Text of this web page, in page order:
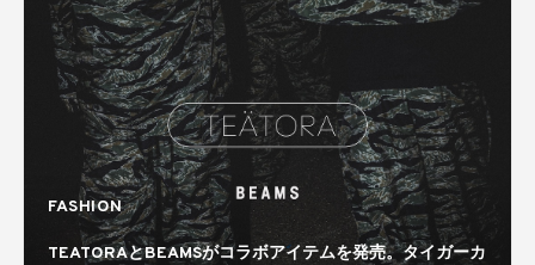
FASHION
TEATORAとBEAMSがコラボアイテムを発売。タイガーカ